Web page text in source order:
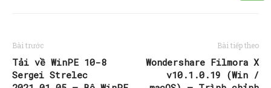
Bài trước
Tải về WinPE 10-8
Sergei Strelec
Bài tiếp theo
Wondershare Filmora X
v10.1.0.19 (Win /